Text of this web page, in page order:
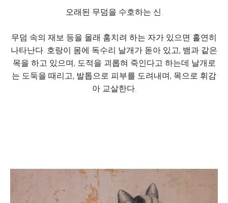
오래된 무덤을 수호하는 신.
무덤 속의 재보 등을 몰래 훔치려 하는 자가 있으면 홀연히
나타난다. 호랑이 몸에 독수리 날개가 돋아 있고, 뱀과 같은
목을 하고 있으며, 도적을 괴롭혀 죽인다고 하는데 날개로
는 도둑을 때리고, 발톱으로 피부를 도려내며, 목으로 휘감
아 교살한다.